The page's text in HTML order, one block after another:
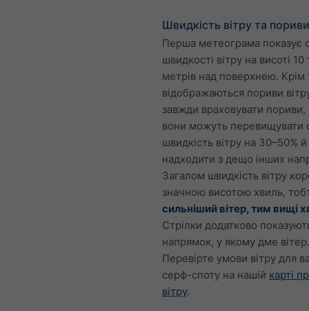
Швидкість вітру та пориви
Перша метеограма показує
швидкості вітру на висоті 10
метрів над поверхнею. Крім
відображаються пориви
завжди враховувати пориви,
вони можуть перевищувати
швидкість вітру на 30–50% й
надходити з дещо інших
Загалом швидкість вітру
значною висотою хвиль,
сильніший вітер, тим вищі
Стрілки додатково
напрямок, у якому дме вітер.
Перевірте умови вітру для
серф-споту на нашій карті
вітру.